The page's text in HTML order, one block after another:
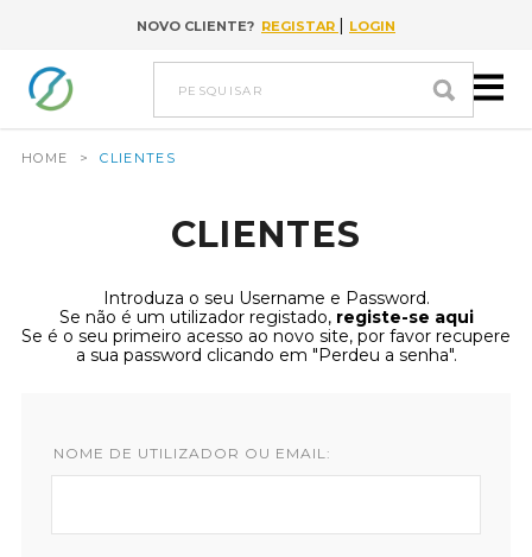
Ir para conteúdo
NOVO CLIENTE? REGISTAR | LOGIN
pesquisar
HOME > CLIENTES
CLIENTES
Introduza o seu Username e Password.
Se não é um utilizador registado, registe-se aqui
Se é o seu primeiro acesso ao novo site, por favor recupere
a sua password clicando em "Perdeu a senha".
NOME DE UTILIZADOR OU EMAIL: